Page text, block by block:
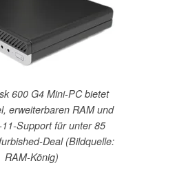
600 G4 Mini-PC bietet
erweiterbaren RAM und
Support für unter 85
Deal (Bildquelle:
RAM-König)